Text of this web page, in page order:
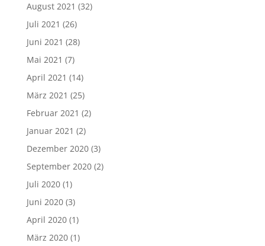
August 2021 (32)
Juli 2021 (26)
Juni 2021 (28)
Mai 2021 (7)
April 2021 (14)
März 2021 (25)
Februar 2021 (2)
Januar 2021 (2)
Dezember 2020(3)
September 2020(2)
Juli 2020(1)
Juni 2020(3)
April 2020(1)
März 2020(1)